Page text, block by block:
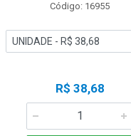
Código: 16955
R$ 38,68